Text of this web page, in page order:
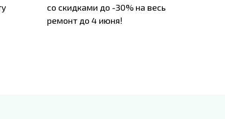
со скидками до -30% на весь
ремонт до 4 июня!